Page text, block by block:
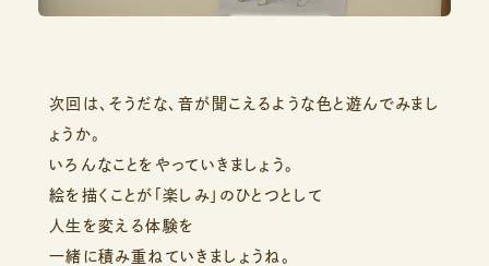
次回は、そうだな、音が聞こえるような色と遊んでみまし
ょうか。
いろんなことをやっていきましょう。
絵を描くことが「楽しみ」のひとつとして
人生を変える体験を
一緒に積み重ねていきましょうね。